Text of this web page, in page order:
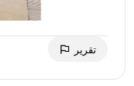
تقرير